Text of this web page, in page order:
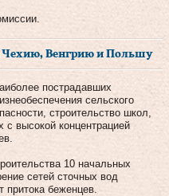
Чехию, Венгрию и Польшу
пострадавших
сельского
строительство школ,
высокой концентрацией
10 начальных
сетей сточных вод
притока беженцев.